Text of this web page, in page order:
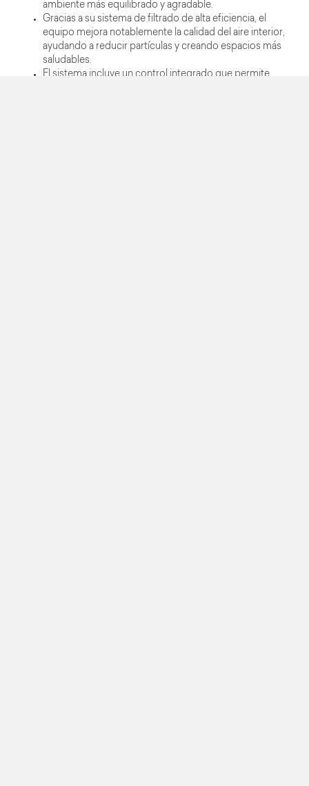
ambiente más equilibrado y agradable.
Gracias a su sistema de filtrado de alta eficiencia, el
equipo mejora notablemente la calidad del aire interior,
ayudando a reducir partículas y creando espacios más
saludables.
El sistema incluye un control integrado que permite